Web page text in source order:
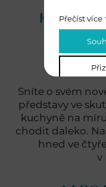
KVALITNÍ
Sníte o svém
představy ve
kuchyně na
chodit daleko.
hned ve
v
Přečíst více